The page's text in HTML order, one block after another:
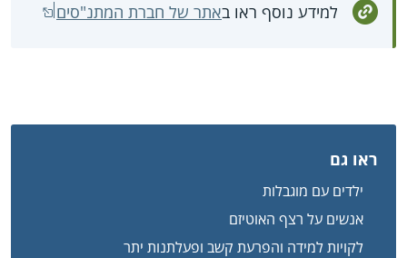
למידע נוסף ראו באתר של חברת המתנ"סים
ראו גם
ילדים עם מוגבלות
אנשים על רצף האוטיזם
לקויות למידה והפרעת קשב ופעלתנות יתר